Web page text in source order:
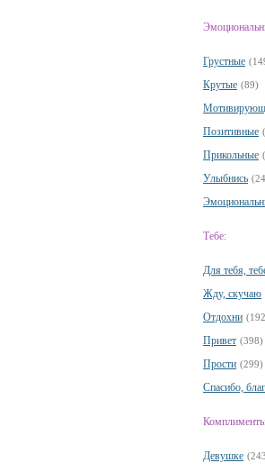
Грустные
Крутые (89)
Позитивные
Прикольные
Улыбнись
Тебе:
Для тебя,
Жду, скучаю
Отдохни
Привет (398)
Прости (299)
Спасибо,
Девушке